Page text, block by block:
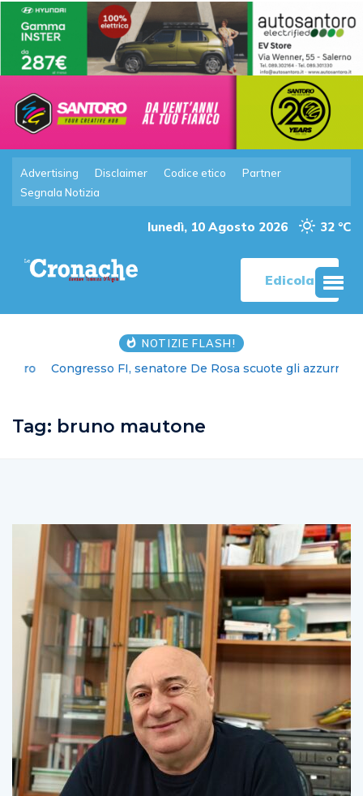
Advertising Disclaimer Codice etico
Partner
Segnala Notizia
lunedì, 10 Agosto 2026 32 °C
Edicola
NOTIZIE FLASH!
Congresso FI, senatore De Rosa scuote gli azzurri
Tag: bruno mautone